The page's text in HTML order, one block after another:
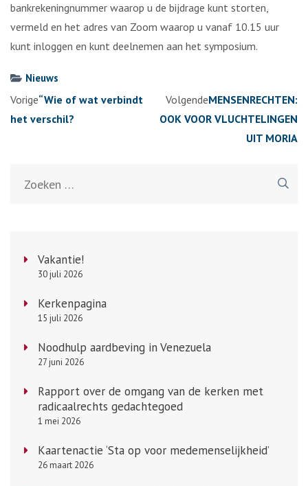
bankrekeningnummer waarop u de bijdrage kunt storten,
vermeld en het adres van Zoom waarop u vanaf 10.15 uur
kunt inloggen en kunt deelnemen aan het symposium.
Nieuws
Berichtennavigatie
Vorige“Wie of wat verbindt
het verschil?
VolgendeMENSENRECHTEN:
OOK VOOR VLUCHTELINGEN
UIT MORIA
Vakantie!
30 juli 2026
Kerkenpagina
15 juli 2026
Noodhulp aardbeving in Venezuela
27 juni 2026
Rapport over de omgang van de kerken met
radicaalrechts gedachtegoed
1 mei 2026
Kaartenactie ‘Sta op voor medemenselijkheid’
26 maart 2026